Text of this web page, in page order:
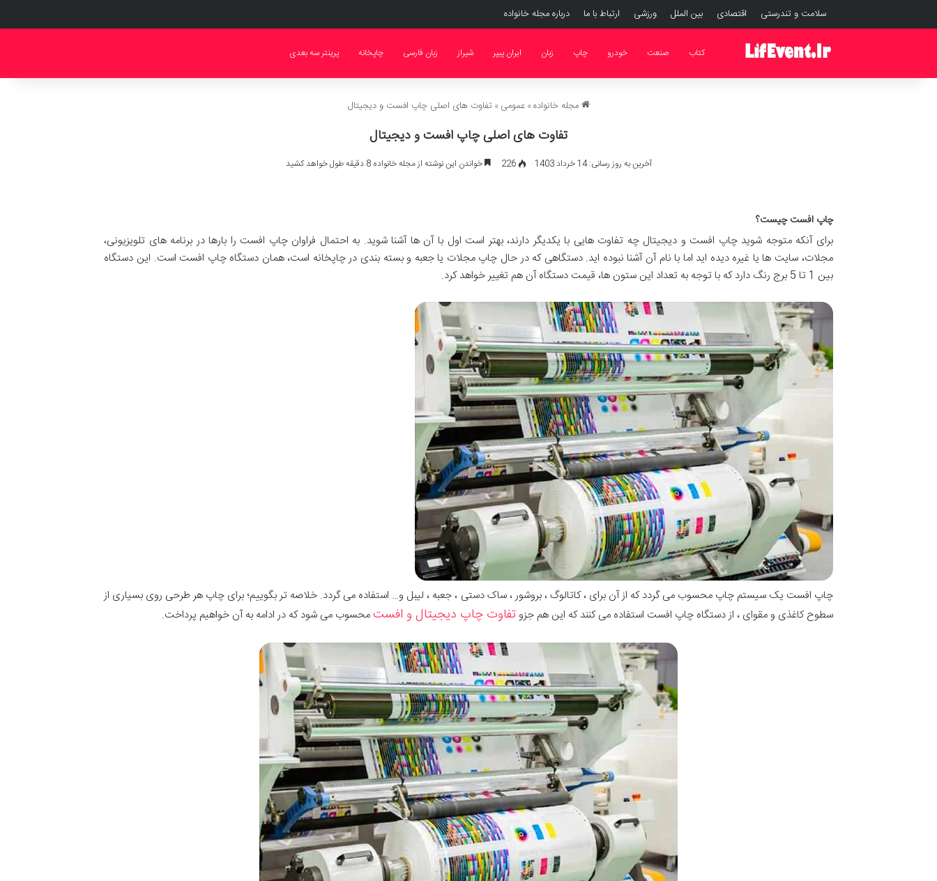
سلامت و تندرستی اقتصادی بین الملل ورزشی ارتباط با ما درباره مجله خانواده
کتاب صنعت خودرو چاپ زبان ایران پیپر شیراز زبان فارسی چاپخانه پرینتر سه بعدی
مجله خانواده» عمومی » تفاوت های اصلی چاپ افست و دیجیتال
تفاوت های اصلی چاپ افست و دیجیتال
آخرین به روز رسانی: 14 خرداد 1403 226 خواندن این نوشته از مجله خانواده 8 دقیقه طول خواهد کشید
چاپ افست چیست؟
برای آنکه متوجه شوید چاپ افست و دیجیتال چه تفاوت هایی با یکدیگر دارند، بهتر است اول با آن ها آشنا شوید. به احتمال فراوان چاپ افست را بارها در برنامه های تلویزیونی،
مجلات، سایت ها یا غیره دیده اید اما با نام آن آشنا نبوده اید. دستگاهی که در حال چاپ مجلات یا جعبه و بسته بندی در چاپخانه است، همان دستگاه چاپ افست است. این دستگاه
بین 1 تا 5 برج رنگ دارد که با توجه به تعداد این ستون ها، قیمت دستگاه آن هم تغییر خواهد کرد.
چاپ افست یک سیستم چاپ محسوب می گردد که از آن برای ، کاتالوگ ، بروشور ، ساک دستی ، جعبه ، لیبل و… استفاده می گردد. خلاصه تر بگوییم؛ برای چاپ هر طرحی روی بسیاری از
سطوح کاغذی و مقوای ، از دستگاه چاپ افست استفاده می کنند که این هم جزوتفاوت چاپ دیجیتال و افستمحسوب می شود که در ادامه به آن خواهیم پرداخت.